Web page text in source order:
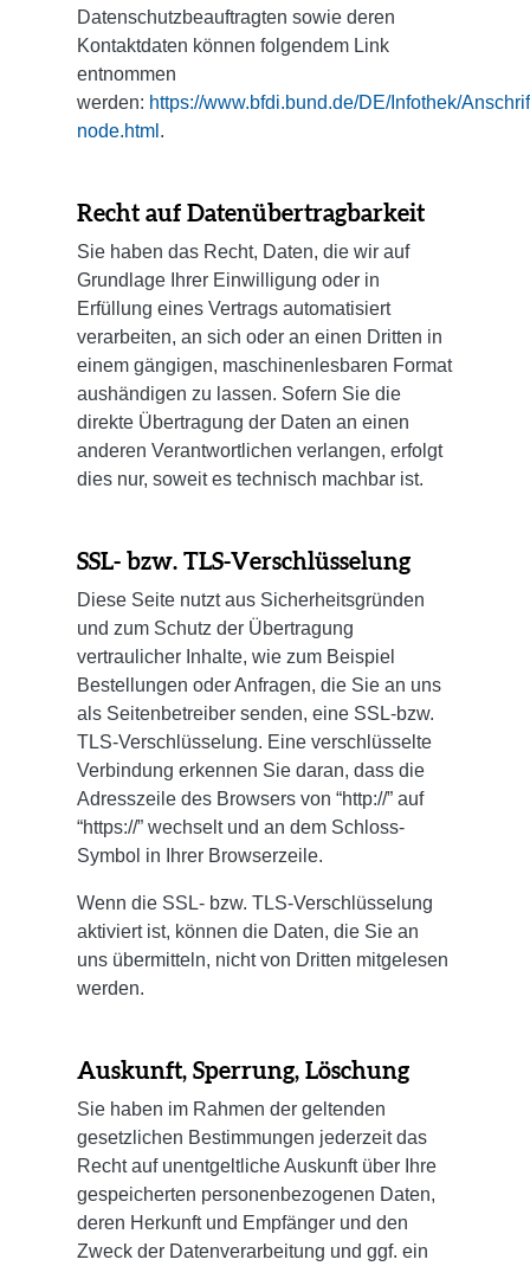
Datenschutzbeauftragten sowie deren
Kontaktdaten können folgendem Link
entnommen
werden: https://www.bfdi.bund.de/DE/Infothek/
node.html .
Recht auf Datenübertragbarkeit
Sie haben das Recht, Daten, die wir auf
Grundlage Ihrer Einwilligung oder in
Erfüllung eines Vertrags automatisiert
verarbeiten, an sich oder an einen Dritten in
einem gängigen, maschinenlesbaren Format
aushändigen zu lassen. Sofern Sie die
direkte Übertragung der Daten an einen
anderen Verantwortlichen verlangen, erfolgt
dies nur, soweit es technisch machbar ist.
SSL- bzw. TLS-Verschlüsselung
Diese Seite nutzt aus Sicherheitsgründen
und zum Schutz der Übertragung
vertraulicher Inhalte, wie zum Beispiel
Bestellungen oder Anfragen, die Sie an uns
als Seitenbetreiber senden, eine SSL-bzw.
TLS-Verschlüsselung. Eine verschlüsselte
Verbindung erkennen Sie daran, dass die
Adresszeile des Browsers von “http://” auf
“https://” wechselt und an dem Schloss-
Symbol in Ihrer Browserzeile.
Wenn die SSL- bzw. TLS-Verschlüsselung
aktiviert ist, können die Daten, die Sie an
uns übermitteln, nicht von Dritten mitgelesen
werden.
Auskunft, Sperrung, Löschung
Sie haben im Rahmen der geltenden
gesetzlichen Bestimmungen jederzeit das
Recht auf unentgeltliche Auskunft über Ihre
gespeicherten personenbezogenen Daten,
deren Herkunft und Empfänger und den
Zweck der Datenverarbeitung und ggf. ein